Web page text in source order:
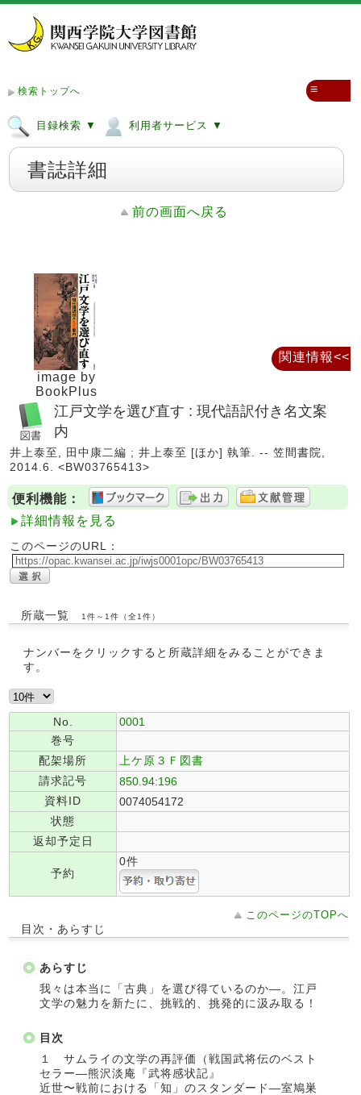
検索トップへ
目録検索 ▼ 利用者サービス ▼
≡
書誌詳細
前の画面へ戻る
image by
BookPlus
江戸文学を選び直す : 現代語訳付き名文案
内
井上泰至, 田中康二編 ; 井上泰至 [ほか] 執筆. -- 笠間書院,
2014.6. <BW03765413>
便利機能：
詳細情報を見る
このページのURL：
所蔵一覧 1件～1件（全1件）
ナンバーをクリックすると所蔵詳細をみることができま
す。
No.
0001
巻号
配架場所
上ケ原３Ｆ図書
請求記号
850.94:196
資料ID
0074054172
状態
返却予定日
予約
0件
このページのTOPへ
目次・あらすじ
あらすじ
我々は本当に「古典」を選び得ているのか―。江戸
文学の魅力を新たに、挑戦的、挑発的に汲み取る！
目次
１ サムライの文学の再評価（戦国武将伝のベスト
セラー―熊沢淡庵『武将感状記』
近世〜戦前における「知」のスタンダード―室鳩巣
関連情報<<